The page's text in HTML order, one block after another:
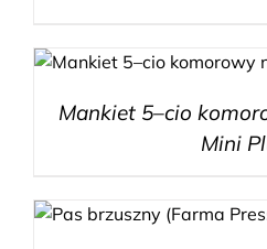
Mankiet 5–cio
Mini